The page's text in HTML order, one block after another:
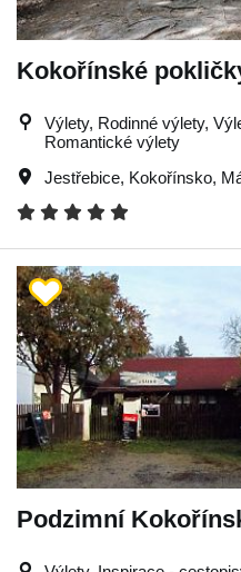
Kokořínské
Výlety, Rodinné výlety,
Romantické výlety
Jestřebice, Kokořínsko,
Podzimní